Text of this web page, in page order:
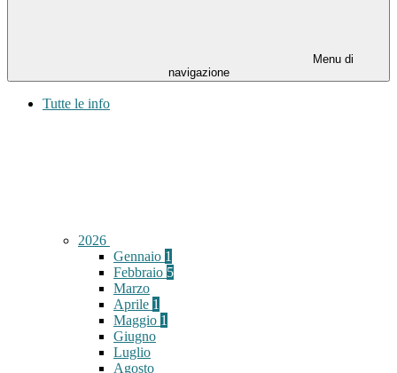
Menu di
navigazione
Tutte le info
2026
Gennaio 1
Febbraio 5
Marzo
Aprile 1
Maggio 1
Giugno
Luglio
Agosto